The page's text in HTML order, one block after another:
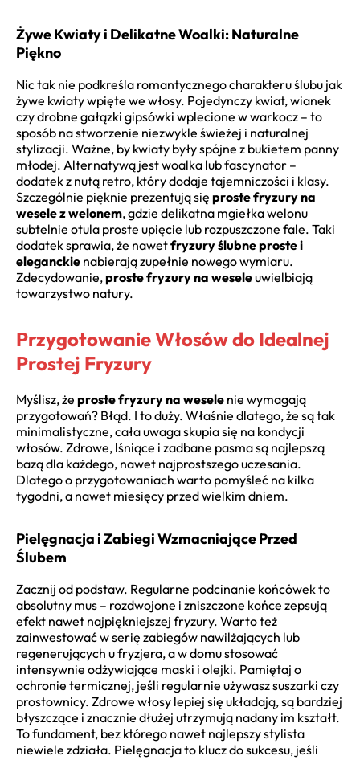
Żywe Kwiaty i Delikatne Woalki: Naturalne
Piękno
Nic tak nie podkreśla romantycznego charakteru ślubu jak
żywe kwiaty wpięte we włosy. Pojedynczy kwiat, wianek
czy drobne gałązki gipsówki wplecione w warkocz – to
sposób na stworzenie niezwykle świeżej i naturalnej
stylizacji. Ważne, by kwiaty były spójne z bukietem panny
młodej. Alternatywą jest woalka lub fascynator –
dodatek z nutą retro, który dodaje tajemniczości i klasy.
Szczególnie pięknie prezentują się proste fryzury na
wesele z welonem, gdzie delikatna mgiełka welonu
subtelnie otula proste upięcie lub rozpuszczone fale. Taki
dodatek sprawia, że nawetfryzury ślubne proste i
eleganckie nabierają zupełnie nowego wymiaru.
Zdecydowanie,proste fryzury na weseleuwielbiają
towarzystwo natury.
Przygotowanie Włosów do Idealnej
Prostej Fryzury
Myślisz, że proste fryzury na wesele nie wymagają
przygotowań? Błąd. I to duży. Właśnie dlatego, że są tak
minimalistyczne, cała uwaga skupia się na kondycji
włosów. Zdrowe, lśniące i zadbane pasma są najlepszą
bazą dla każdego, nawet najprostszego uczesania.
Dlatego o przygotowaniach warto pomyśleć na kilka
tygodni, a nawet miesięcy przed wielkim dniem.
Pielęgnacja i Zabiegi Wzmacniające Przed
Ślubem
Zacznij od podstaw. Regularne podcinanie końcówek to
absolutny mus – rozdwojone i zniszczone końce zepsują
efekt nawet najpiękniejszej fryzury. Warto też
zainwestować w serię zabiegów nawilżających lub
regenerujących u fryzjera, a w domu stosować
intensywnie odżywiające maski i olejki. Pamiętaj o
ochronie termicznej, jeśli regularnie używasz suszarki czy
prostownicy. Zdrowe włosy lepiej się układają, są bardziej
błyszczące i znacznie dłużej utrzymują nadany im kształt.
To fundament, bez którego nawet najlepszy stylista
niewiele zdziała. Pielęgnacja to klucz do sukcesu, jeśli